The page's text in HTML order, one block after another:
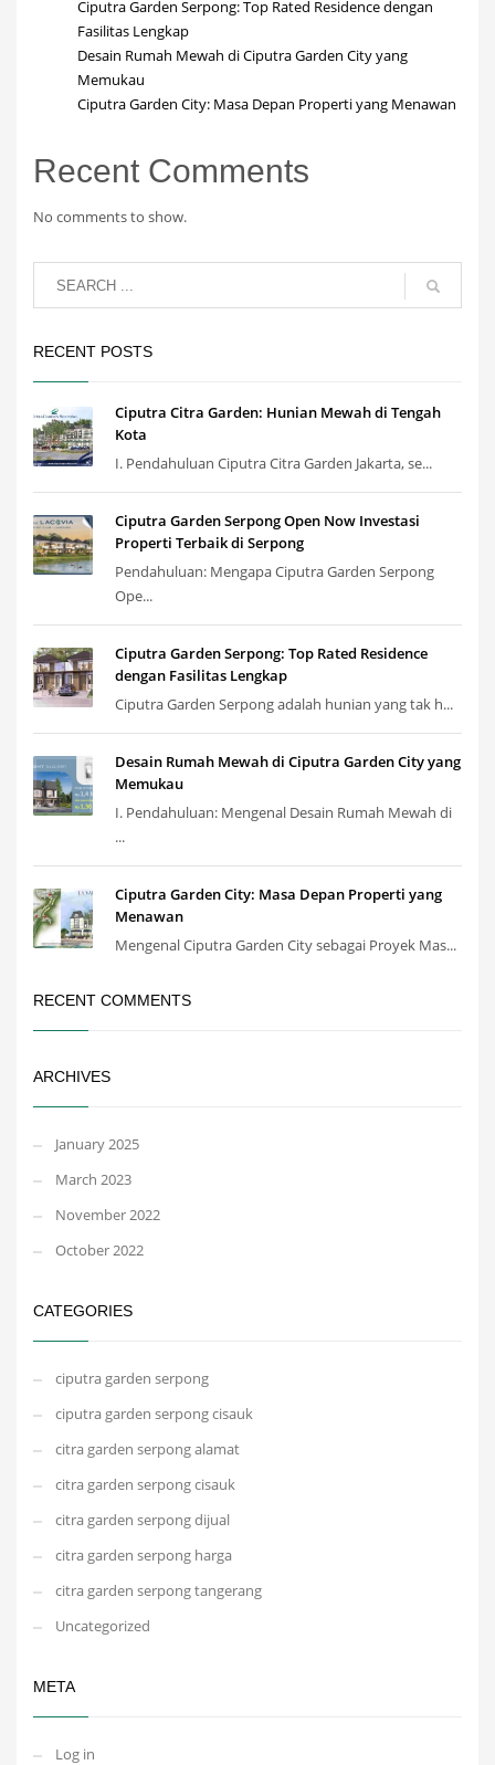
Ciputra Garden Serpong: Top Rated Residence dengan
Fasilitas Lengkap
Desain Rumah Mewah di Ciputra Garden City yang
Memukau
Ciputra Garden City: Masa Depan Properti yang Menawan
Recent Comments
No comments to show.
RECENT POSTS
Ciputra Citra Garden: Hunian Mewah di Tengah
Kota
I. Pendahuluan Ciputra Citra Garden Jakarta, se...
Ciputra Garden Serpong Open Now Investasi
Properti Terbaik di Serpong
Pendahuluan: Mengapa Ciputra Garden Serpong
Ope...
Ciputra Garden Serpong: Top Rated Residence
dengan Fasilitas Lengkap
Ciputra Garden Serpong adalah hunian yang tak h...
Desain Rumah Mewah di Ciputra Garden City yang
Memukau
I. Pendahuluan: Mengenal Desain Rumah Mewah di
...
Ciputra Garden City: Masa Depan Properti yang
Menawan
Mengenal Ciputra Garden City sebagai Proyek Mas...
RECENT COMMENTS
ARCHIVES
January 2025
March 2023
November 2022
October 2022
CATEGORIES
ciputra garden serpong
ciputra garden serpong cisauk
citra garden serpong alamat
citra garden serpong cisauk
citra garden serpong dijual
citra garden serpong harga
citra garden serpong tangerang
Uncategorized
META
Log in